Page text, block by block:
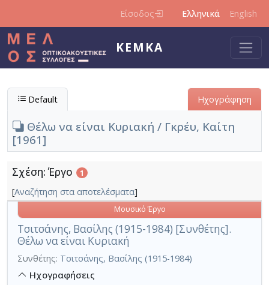
Είσοδος Ελληνικά English
ΚΕΜΚΑ
Default Ηχογράφηση
Θέλω να είναι Κυριακή / Γκρέυ, Καίτη
[1961]
Σχέση: Έργο 1
[Αναζήτηση στα αποτελέσματα]
Τσιτσάνης, Βασίλης (1915-1984) [Συνθέτης].
Θέλω να είναι Κυριακή
Μουσικό Έργο
Συνθέτης: Τσιτσάνης, Βασίλης (1915-1984)
Ηχογραφήσεις